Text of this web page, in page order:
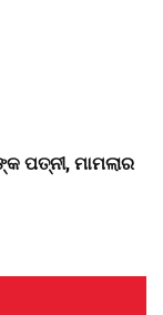
ପତ୍ନୀ, ମାମଲାର